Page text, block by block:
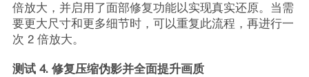
倍放大，并启用了面部修复功能以实现真实还原。当需
要更大尺寸和更多细节时，可以重复此流程，再进行一
次 2 倍放大。
测试 4. 修复压缩伪影并全面提升画质